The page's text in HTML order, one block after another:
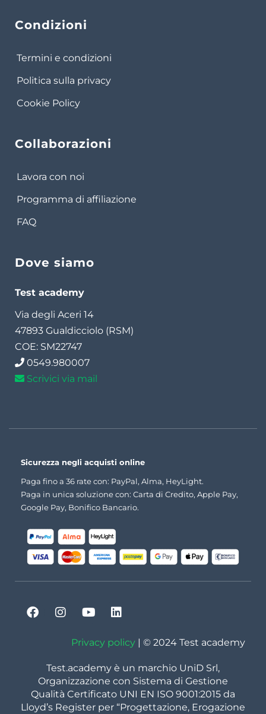
Condizioni
Termini e condizioni
Politica sulla privacy
Cookie Policy
Collaborazioni
Lavora con noi
Programma di affiliazione
FAQ
Dove siamo
Test academy
Via degli Aceri 14
47893 Gualdicciolo (RSM)
COE: SM22747
0549.980007
Scrivici via mail
Sicurezza negli acquisti online
Paga fino a 36 rate con: PayPal, Alma, HeyLight.
Paga in unica soluzione con: Carta di Credito, Apple Pay,
Google Pay, Bonifico Bancario.
Privacy policy | © 2024 Test academy
Test.academy è un marchio UniD Srl,
Organizzazione con Sistema di Gestione
Qualità Certificato UNI EN ISO 9001:2015 da
Lloyd’s Register per “Progettazione, Erogazione